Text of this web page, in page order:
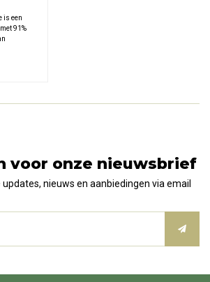
is een
91%
voor onze nieuwsbrief
nieuws en aanbiedingen via email